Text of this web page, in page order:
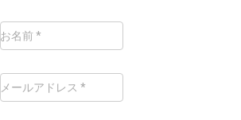
お名前*
メールアドレス *